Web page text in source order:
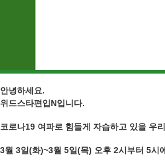
안녕하세요.
위드스타편입N입니다.
코로나19 여파로 힘들게 자습하고 있을 우
3월 3일(화)~3월 5일(목) 오후 2시부터 5시